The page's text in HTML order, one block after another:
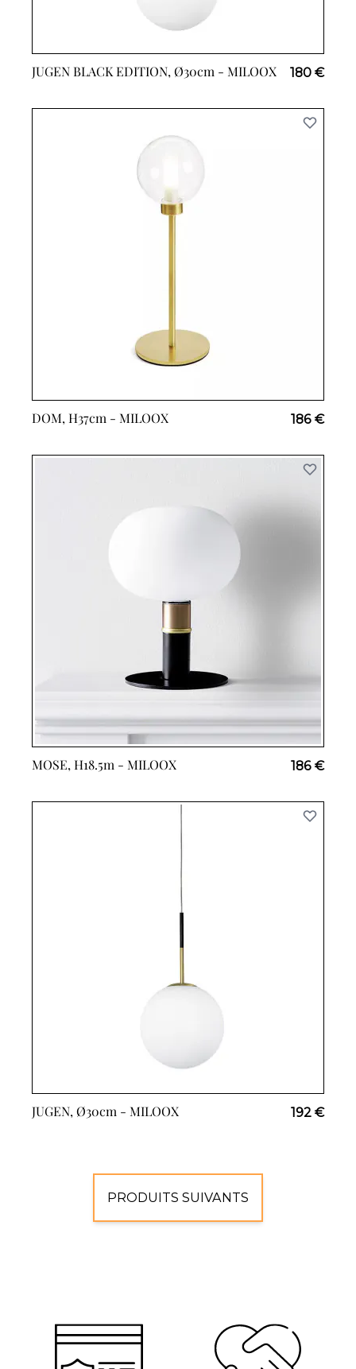
JUGEN BLACK EDITION, Ø30cm - MILOOX 180 €
DOM, H37cm - MILOOX 186 €
MOSE, H18.5m - MILOOX 186 €
JUGEN, Ø30cm - MILOOX 192 €
PRODUITS SUIVANTS